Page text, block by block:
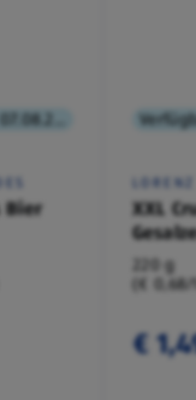
Bier
LORENZ
XXL
220 g
(€
€